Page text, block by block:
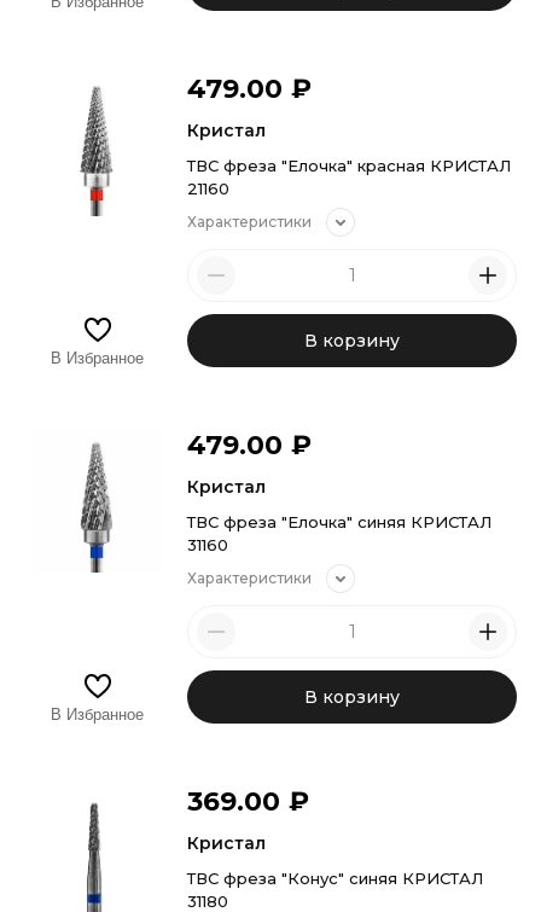
479.00 ₽
Кристал
ТВС фреза "Елочка" красная КРИСТАЛ
21160
Характеристики
В корзину
В Избранное
479.00 ₽
Кристал
ТВС фреза "Елочка" синяя КРИСТАЛ
31160
Характеристики
В корзину
В Избранное
369.00 ₽
Кристал
ТВС фреза "Конус" синяя КРИСТАЛ
31180